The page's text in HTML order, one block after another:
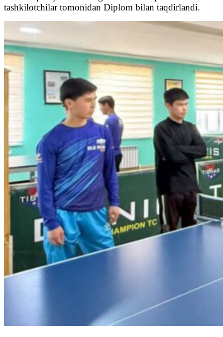
tashkilotchilar tomonidan Diplom bilan taqdirlandi.